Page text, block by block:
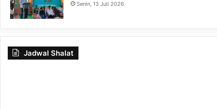
Senin, 13 Juli 2026
Jadwal Shalat